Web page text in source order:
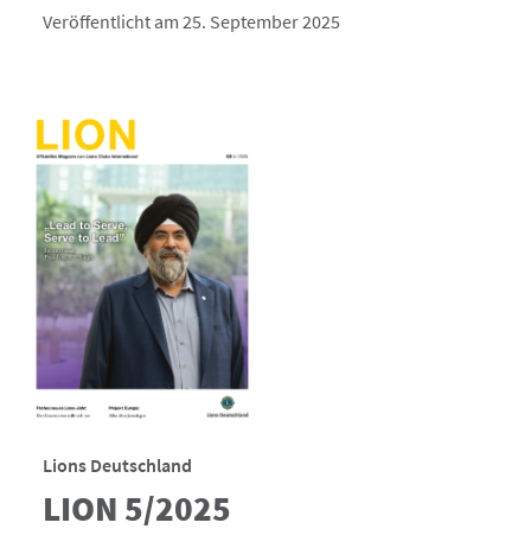
Veröffentlicht am 25. September 2025
Lions Deutschland
LION 5/2025